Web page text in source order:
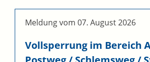
Meldung vom 07. August 2026
Vollsperrung im Bereich